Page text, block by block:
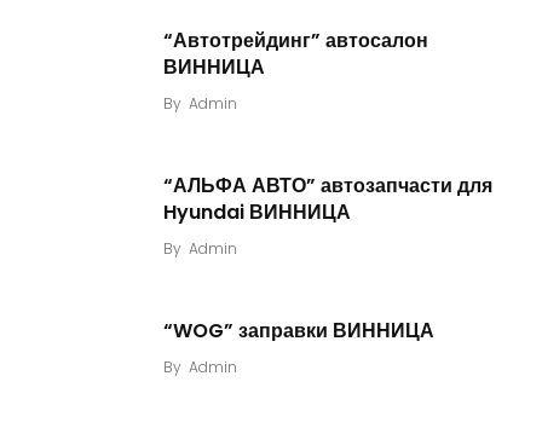
“Автотрейдинг” автосалон
ВИННИЦА
By Admin
“АЛЬФА АВТО” автозапчасти для
Hyundai ВИННИЦА
By Admin
“WOG” заправки ВИННИЦА
By Admin